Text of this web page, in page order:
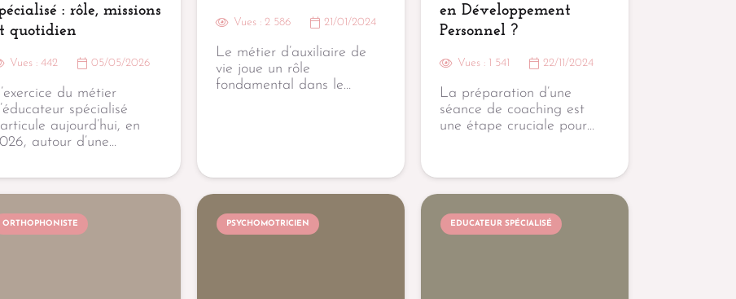
: rôle, missions
quotidien
Vues : 442 05/05/2026
du métier
spécialisé
aujourd’hui, en
autour d’une…
Vues : 2 586 21/01/2024
Le métier d’auxiliaire de
vie joue un rôle
fondamental dans le…
en Développement
Personnel ?
Vues : 1 541 22/11/2024
La préparation d’une
séance de coaching est
une étape cruciale pour…
ORTHOPHONISTE PSYCHOMOTRICIEN EDUCATEUR SPÉCIALISÉ